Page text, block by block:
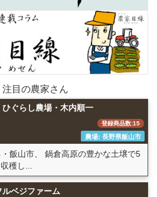
注目の農家さん
ぐらし農場・木内順一
登録商品数:15
農場: 長野県飯山市
飯山市、 鍋倉高原の豊かな土壌で5
穫し...
ベジファーム